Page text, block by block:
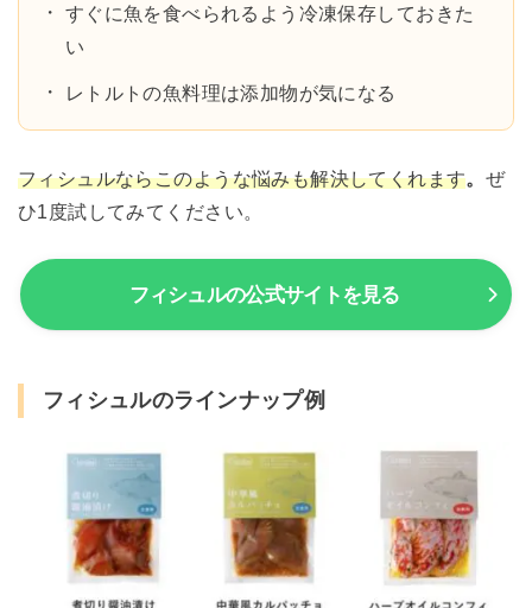
すぐに魚を食べられるよう冷凍保存しておきた
い
レトルトの魚料理は添加物が気になる
フィシュルならこのような悩みも解決してくれます。 ぜ
ひ1度試してみてください。
フィシュルの公式サイトを見る
フィシュルのラインナップ例